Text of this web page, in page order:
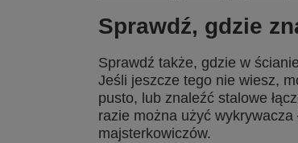
Sprawdź, gdzie
Sprawdź także, gdzie w
Jeśli jeszcze tego nie wiesz,
pusto, lub znaleźć stalowe
razie można użyć
majsterkowiczów.